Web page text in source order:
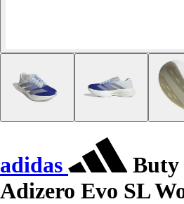
adidas
Buty
Adizero Evo SL